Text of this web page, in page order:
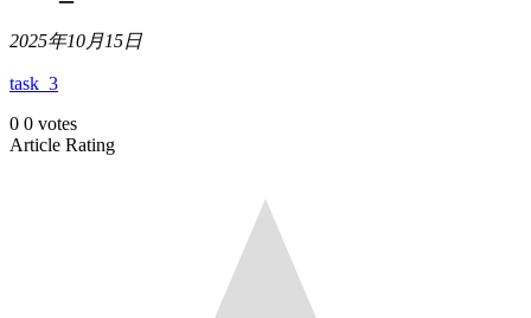
2025年10月15日
task_3
0 0 votes
Article Rating